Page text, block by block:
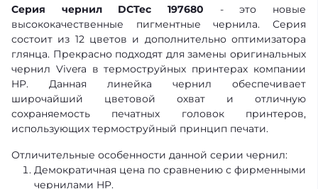
Серия чернил DCTec 197680 - это новые
высококачественные пигментные чернила. Серия
состоит из 12 цветов и дополнительно оптимизатора
глянца. Прекрасно подходят для замены оригинальных
чернил Vivera в термоструйных принтерах компании
HP. Данная линейка чернил обеспечивает
широчайший цветовой охват и отличную
сохраняемость печатных головок принтеров,
использующих термоструйный принцип печати.
Отличительные особенности данной серии чернил:
Демократичная цена по сравнению с фирменными
чернилами HP.